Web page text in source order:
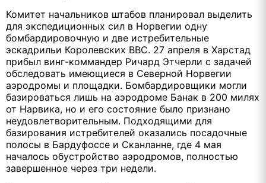
Комитет начальников штабов планировал выделить
для экспедиционных сил в Норвегии одну
бомбардировочную и две истребительные
эскадрильи Королевских ВВС. 27 апреля в Харстад
прибыл винг-коммандер Ричард Этчерли с задачей
обследовать имеющиеся в Северной Норвегии
аэродромы и площадки. Бомбардировщики могли
базироваться лишь на аэродроме Банак в 200 милях
от Нарвика, но и его состояние было признано
неудовлетворительным. Подходящими для
базирования истребителей оказались посадочные
полосы в Бардуфоссе и Сканланне, где 4 мая
началось обустройство аэродромов, полностью
завершенное через три недели.